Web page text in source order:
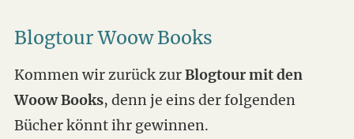
Blogtour Woow Books
Kommen wir zurück zurBlogtour mit den
Woow Books, denn je eins der folgenden
Bücher könnt ihr gewinnen.